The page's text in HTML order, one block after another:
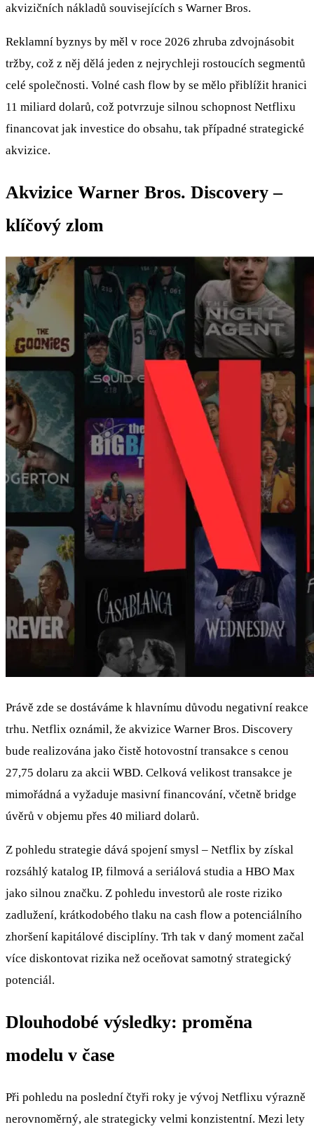
akvizičních nákladů souvisejících s Warner Bros.
Reklamní byznys by měl v roce 2026 zhruba zdvojnásobit
tržby, což z něj dělá jeden z nejrychleji rostoucích segmentů
celé společnosti. Volné cash flow by se mělo přiblížit hranici
11 miliard dolarů, což potvrzuje silnou schopnost Netflixu
financovat jak investice do obsahu, tak případné strategické
akvizice.
Akvizice Warner Bros. Discovery –
klíčový zlom
Právě zde se dostáváme k hlavnímu důvodu negativní reakce
trhu. Netflix oznámil, že akvizice Warner Bros. Discovery
bude realizována jako čistě hotovostní transakce s cenou
27,75 dolaru za akcii WBD. Celková velikost transakce je
mimořádná a vyžaduje masivní financování, včetně bridge
úvěrů v objemu přes 40 miliard dolarů.
Z pohledu strategie dává spojení smysl – Netflix by získal
rozsáhlý katalog IP, filmová a seriálová studia a HBO Max
jako silnou značku. Z pohledu investorů ale roste riziko
zadlužení, krátkodobého tlaku na cash flow a potenciálního
zhoršení kapitálové disciplíny. Trh tak v daný moment začal
více diskontovat rizika než oceňovat samotný strategický
potenciál.
Dlouhodobé výsledky: proměna
modelu v čase
Při pohledu na poslední čtyři roky je vývoj Netflixu výrazně
nerovnoměrný, ale strategicky velmi konzistentní. Mezi lety